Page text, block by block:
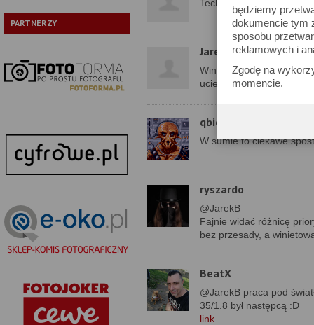
będziemy
dokumencie tym
sposobu
reklamowych i
Zgodę na
momencie.
PARTNERZY
Technologia powłok
JarekB
Winieta OK, ostrość OK,
uciekać od wszelkich
qbic
W sumie to ciekawe
ryszardo
@JarekB
Fajnie widać różnicę
bez przesady, a
BeatX
@JarekB praca pod
35/1.8 był następcą :D
link